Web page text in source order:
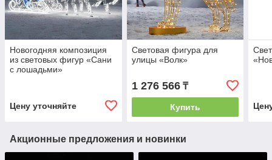
Новогодняя композиция
из световых фигур «Сани
с лошадьми»
Цену уточняйте
Световая фигура для
улицы «Волк»
1 276 566₸
Купить
Акционные предложения и новинки